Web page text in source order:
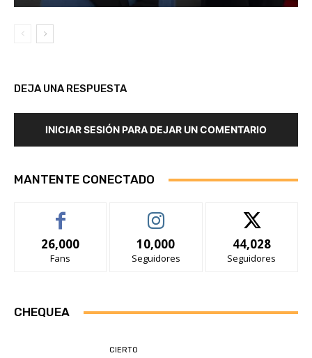
DEJA UNA RESPUESTA
INICIAR SESIÓN PARA DEJAR UN COMENTARIO
MANTENTE CONECTADO
26,000
Fans
10,000
Seguidores
44,028
Seguidores
CHEQUEA
CIERTO